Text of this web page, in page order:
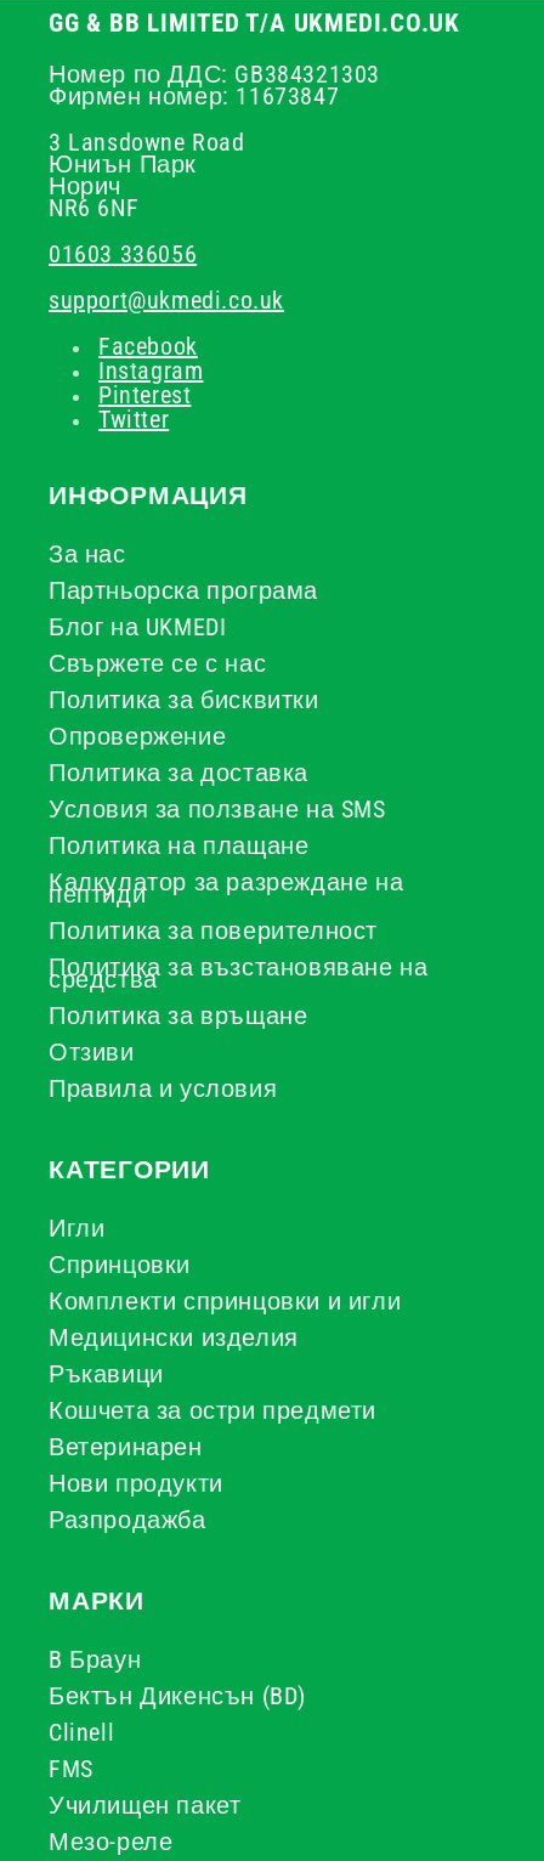
GG & BB LIMITED T/A UKMEDI.CO.UK
Номер по ДДС: GB384321303
Фирмен номер: 11673847
3 Lansdowne Road
Юниън Парк
Норич
NR6 6NF
01603 336056
support@ukmedi.co.uk
Facebook
Instagram
Pinterest
Twitter
ИНФОРМАЦИЯ
За нас
Партньорска програма
Блог на UKMEDI
Свържете се с нас
Политика за бисквитки
Опровержение
Политика за доставка
Условия за ползване на SMS
Политика на плащане
Калкулатор за разреждане на
пептиди
Политика за поверителност
Политика за възстановяване на
средства
Политика за връщане
Отзиви
Правила и условия
КАТЕГОРИИ
Игли
Спринцовки
Комплекти спринцовки и игли
Медицински изделия
Ръкавици
Кошчета за остри предмети
Ветеринарен
Нови продукти
Разпродажба
МАРКИ
B Браун
Бектън Дикенсън (BD)
Clinell
FMS
Училищен пакет
Мезо-реле